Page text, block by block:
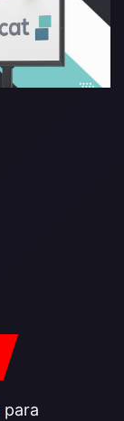
para